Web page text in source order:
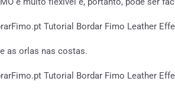
as orlas nas costas.